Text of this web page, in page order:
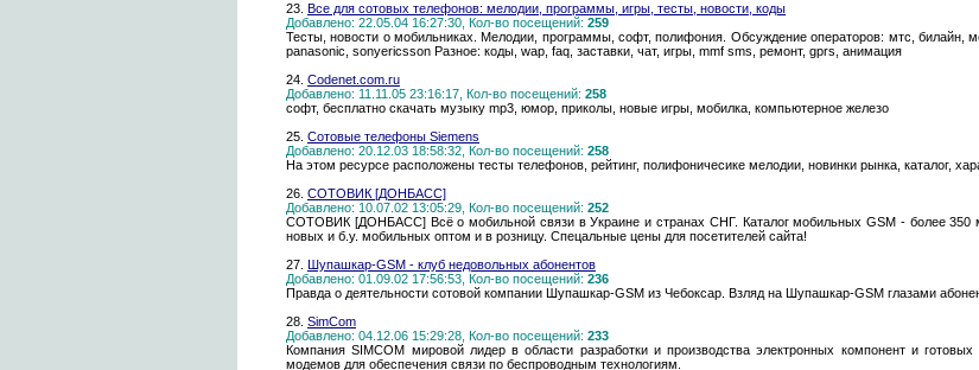
23. Все для сотовых телефонов: мелодии, программы, игры, тесты, новости, коды
Добавлено: 22.05.04 16:27:30, Кол-во посещений: 259
Тесты, новости о мобильниках. Мелодии, программы, софт, полифония. Обсуждение операторов: мтс, билайн,
panasonic, sonyericsson Разное: коды, wap, faq, заставки, чат, игры, mmf sms, ремонт, gprs, анимация
24. Codenet.com.ru
Добавлено: 11.11.05 23:16:17, Кол-во посещений: 258
софт, бесплатно скачать музыку mp3, юмор, приколы, новые игры, мобилка, компьютерное железо
25. Сотовые телефоны Siemens
Добавлено: 20.12.03 18:58:32, Кол-во посещений: 258
На этом ресурсе расположены тесты телефонов, рейтинг, полифоничесике мелодии, новинки рынка, каталог,
26. СОТОВИК [ДОНБАСС]
Добавлено: 10.07.02 13:05:29, Кол-во посещений: 252
СОТОВИК [ДОНБАСС] Всё о мобильной связи в Украине и странах СНГ. Каталог мобильных GSM - более 350
новых и б.у. мобильных оптом и в розницу. Спецальные цены для посетителей сайта!
27. Шупашкар-GSM - клуб недовольных абонентов
Добавлено: 01.09.02 17:56:53, Кол-во посещений: 236
Правда о деятельности сотовой компании Шупашкар-GSM из Чебоксар. Взляд на Шупашкар-GSM глазами
28. SimCom
Добавлено: 04.12.06 15:29:28, Кол-во посещений: 233
Компания SIMCOM мировой лидер в области разработки и производства электронных компонент и
модемов для обеспечения связи по беспроводным технологиям.